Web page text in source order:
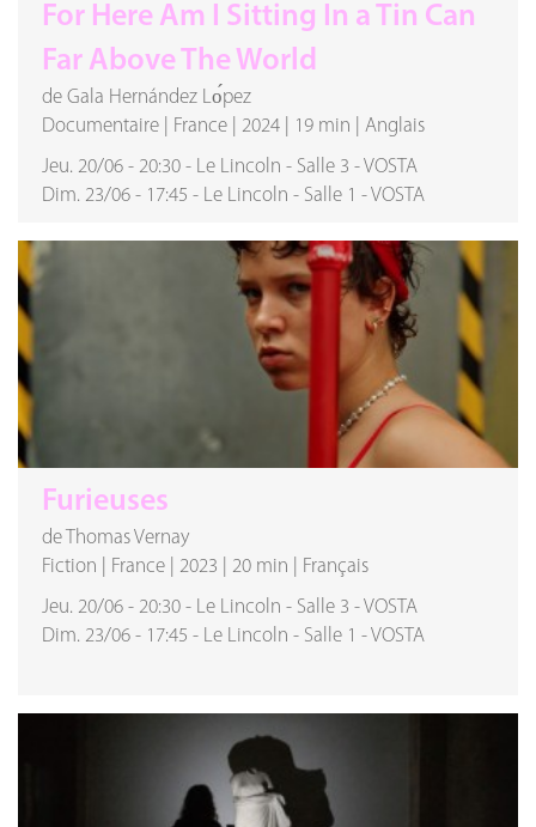
For Here Am I Sitting In a Tin Can
Far Above The World
de Gala Hernández Lо́pez
Documentaire
France 2024 19 min
Anglais
Jeu. 20/06 - 20:30 - Le Lincoln - Salle 3 -VOSTA
Dim. 23/06 - 17:45 - Le Lincoln - Salle 1 -VOSTA
Furieuses
de Thomas Vernay
Fiction
France 2023 20 min
Français
Jeu. 20/06 - 20:30 - Le Lincoln - Salle 3 -VOSTA
Dim. 23/06 - 17:45 - Le Lincoln - Salle 1 -VOSTA